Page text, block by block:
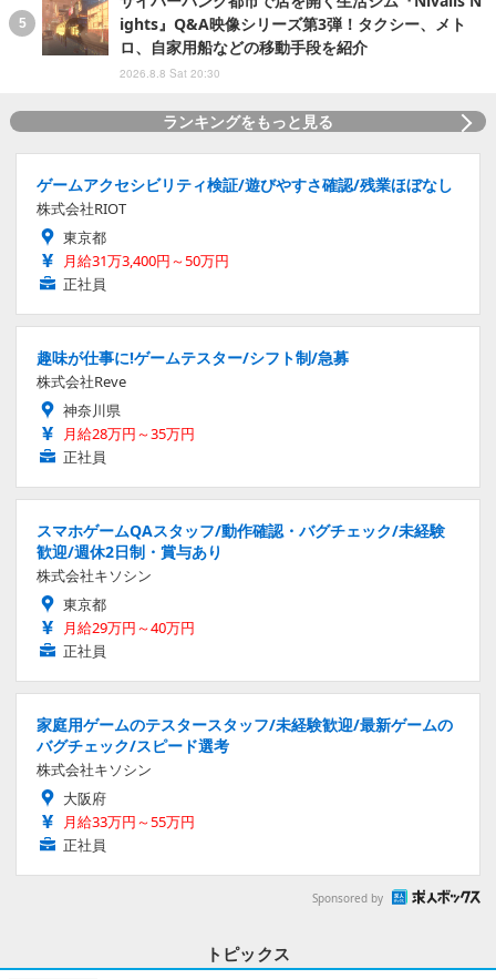
ights』Q&A映像シリーズ第3弾！タクシー、メト
ロ、自家用船などの移動手段を紹介
2026.8.8 Sat 20:30
ランキングをもっと見る
ゲームアクセシビリティ検証/遊びやすさ確認/残業ほぼなし
株式会社RIOT
東京都
月給31万3,400円～50万円
正社員
趣味が仕事に!ゲームテスター/シフト制/急募
株式会社Reve
神奈川県
月給28万円～35万円
正社員
スマホゲームQAスタッフ/動作確認・バグチェック/未経験
歓迎/週休2日制・賞与あり
株式会社キソシン
東京都
月給29万円～40万円
正社員
家庭用ゲームのテスタースタッフ/未経験歓迎/最新ゲームの
バグチェック/スピード選考
株式会社キソシン
大阪府
月給33万円～55万円
正社員
Sponsored by
トピックス